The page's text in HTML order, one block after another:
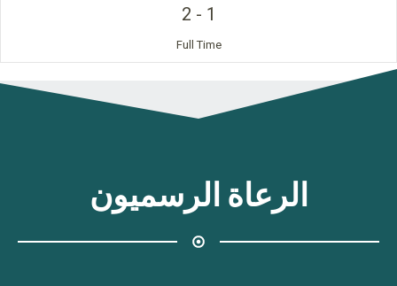
1
-
2
Full Time
الرعاة الرسميون